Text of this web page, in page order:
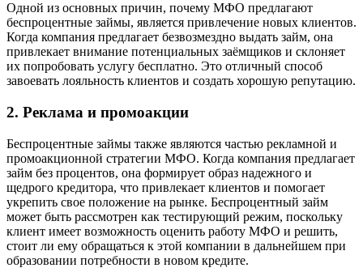
Одной из основных причин, почему МФО предлагают
беспроцентные займы, является привлечение новых клиентов.
Когда компания предлагает безвозмездно выдать займ, она
привлекает внимание потенциальных заёмщиков и склоняет
их попробовать услугу бесплатно. Это отличный способ
завоевать лояльность клиентов и создать хорошую репутацию.
2. Реклама и промоакции
Беспроцентные займы также являются частью рекламной и
промоакционной стратегии МФО. Когда компания предлагает
займ без процентов, она формирует образ надежного и
щедрого кредитора, что привлекает клиентов и помогает
укрепить свое положение на рынке. Беспроцентный займ
может быть рассмотрен как тестирующий режим, поскольку
клиент имеет возможность оценить работу МФО и решить,
стоит ли ему обращаться к этой компании в дальнейшем при
образовании потребности в новом кредите.